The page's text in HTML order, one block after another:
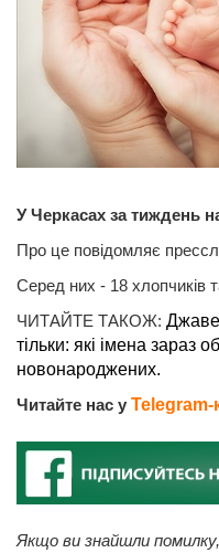
У Черкасах за тиждень
Про це повідомляє
Серед них - 18 хлопчиків
ЧИТАЙТЕ ТАКОЖ:
тільки: які імена зараз
новонароджених.
Читайте нас у Telegram-
Якщо ви знайшли